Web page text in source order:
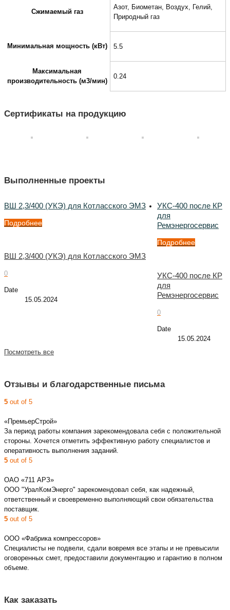
Сжимаемый газ
Азот, Биометан, Воздух, Гелий,
Природный газ
Минимальная мощность (кВт) 5.5
Максимальная
производительность (м3/мин)
0.24
Сертификаты на продукцию
Выполненные проекты
ВШ 2,3/400 (УКЭ) для Котласского ЭМЗ
Подробнее
ВШ 2,3/400 (УКЭ) для Котласского ЭМЗ
0
Date
15.05.2024
УКС-400 после КР
для
Ремэнергосервис
Подробнее
УКС-400 после КР
для
Ремэнергосервис
0
Date
15.05.2024
Посмотреть все
Отзывы и благодарственные письма
5 out of 5
«ПремьерСтрой»
За период работы компания зарекомендовала себя с положительной
стороны. Хочется отметить эффективную работу специалистов и
оперативность выполнения заданий.
5 out of 5
ОАО «711 АРЗ»
ООО "УралКомЭнерго" зарекомендовал себя, как надежный,
ответственный и своевременно выполняющий свои обязательства
поставщик.
5 out of 5
ООО «Фабрика компрессоров»
Специалисты не подвели, сдали вовремя все этапы и не превысили
оговоренных смет, предоставили документацию и гарантию в полном
объеме.
Как заказать